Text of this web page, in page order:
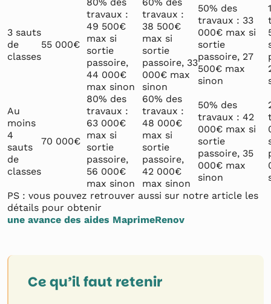
3 sauts
de
classes
55 000€
travaux :
49 500€
max si
sortie
passoire,
44 000€
max sinon
travaux :
38 500€
max si
sortie
passoire, 33
000€ max
sinon
50% des
travaux : 33
000€ max si
sortie
passoire, 27
500€ max
sinon
Au
moins
4
sauts
de
classes
70 000€
80% des
travaux :
63 000€
max si
sortie
passoire,
56 000€
max sinon
60% des
travaux :
48 000€
max si
sortie
passoire,
42 000€
max sinon
50% des
travaux : 42
000€ max si
sortie
passoire, 35
000€ max
sinon
PS : vous pouvez retrouver aussi sur notre article les
détails pour obtenir
une avance des aides MaprimeRenov
Ce qu’il faut retenir